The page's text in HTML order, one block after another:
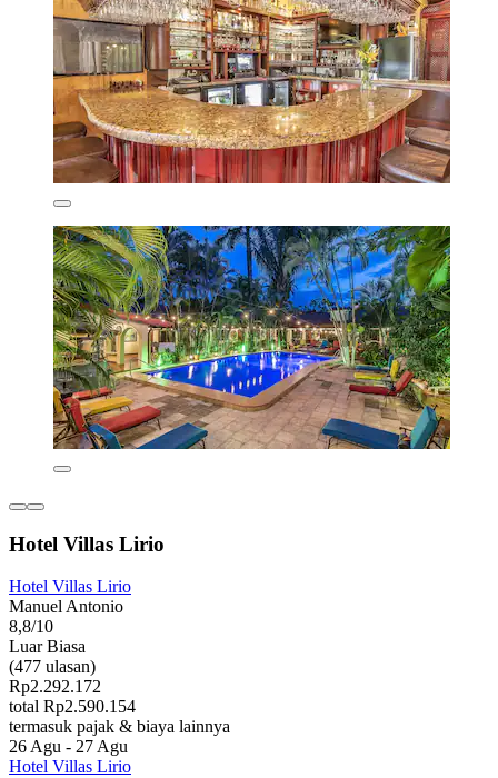
Hotel Villas Lirio
Hotel Villas Lirio
Manuel Antonio
8,8/10
Luar Biasa
(477 ulasan)
Rp2.292.172
total Rp2.590.154
termasuk pajak & biaya lainnya
26 Agu - 27 Agu
Hotel Villas Lirio